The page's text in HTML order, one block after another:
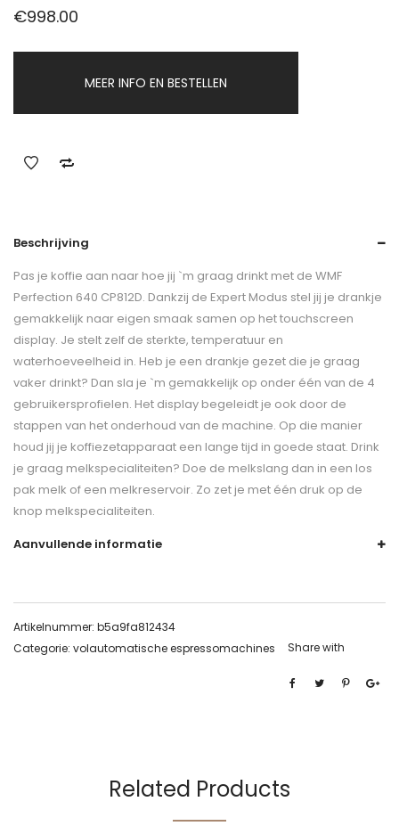
€998.00
MEER INFO EN BESTELLEN
Beschrijving
Pas je koffie aan naar hoe jij `m graag drinkt met de WMF
Perfection 640 CP812D. Dankzij de Expert Modus stel jij je drankje
gemakkelijk naar eigen smaak samen op het touchscreen
display. Je stelt zelf de sterkte, temperatuur en
waterhoeveelheid in. Heb je een drankje gezet die je graag
vaker drinkt? Dan sla je `m gemakkelijk op onder één van de 4
gebruikersprofielen. Het display begeleidt je ook door de
stappen van het onderhoud van de machine. Op die manier
houd jij je koffiezetapparaat een lange tijd in goede staat. Drink
je graag melkspecialiteiten? Doe de melkslang dan in een los
pak melk of een melkreservoir. Zo zet je met één druk op de
knop melkspecialiteiten.
Aanvullende informatie
Artikelnummer: b5a9fa812434
Categorie: volautomatische espressomachines Share with
Related Products